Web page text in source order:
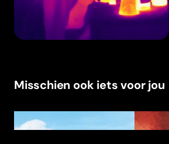
Misschien ook iets voor jou